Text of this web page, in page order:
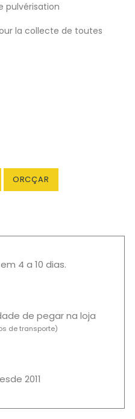
pulvérisation
la collecte de toutes
ORCÇAR
4 a 10 dias.
de pegar na loja
de transporte)
2011